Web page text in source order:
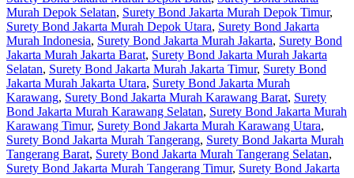
Murah Depok Selatan, Surety Bond Jakarta Murah Depok Timur,
Surety Bond Jakarta Murah Depok Utara, Surety Bond Jakarta
Murah Indonesia, Surety Bond Jakarta Murah Jakarta, Surety Bond
Jakarta Murah Jakarta Barat, Surety Bond Jakarta Murah Jakarta
Selatan, Surety Bond Jakarta Murah Jakarta Timur, Surety Bond
Jakarta Murah Jakarta Utara, Surety Bond Jakarta Murah
Karawang, Surety Bond Jakarta Murah Karawang Barat, Surety
Bond Jakarta Murah Karawang Selatan, Surety Bond Jakarta Murah
Karawang Timur, Surety Bond Jakarta Murah Karawang Utara,
Surety Bond Jakarta Murah Tangerang, Surety Bond Jakarta Murah
Tangerang Barat, Surety Bond Jakarta Murah Tangerang Selatan,
Surety Bond Jakarta Murah Tangerang Timur, Surety Bond Jakarta